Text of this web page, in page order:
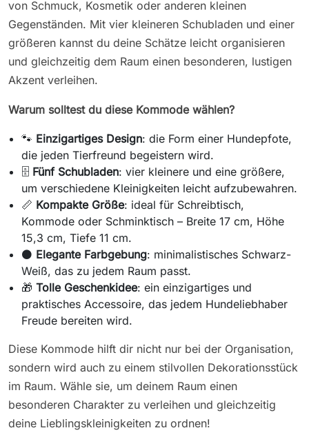
von Schmuck, Kosmetik oder anderen kleinen
Gegenständen. Mit vier kleineren Schubladen und einer
größeren kannst du deine Schätze leicht organisieren
und gleichzeitig dem Raum einen besonderen, lustigen
Akzent verleihen.
Warum solltest du diese Kommode wählen?
🐾 Einzigartiges Design: die Form einer Hundepfote,
die jeden Tierfreund begeistern wird.
🗄️ Fünf Schubladen: vier kleinere und eine größere,
um verschiedene Kleinigkeiten leicht aufzubewahren.
📏 Kompakte Größe: ideal für Schreibtisch,
Kommode oder Schminktisch – Breite 17 cm, Höhe
15,3 cm, Tiefe 11 cm.
⚫ Elegante Farbgebung: minimalistisches Schwarz-
Weiß, das zu jedem Raum passt.
🎁Tolle Geschenkidee: ein einzigartiges und
praktisches Accessoire, das jedem Hundeliebhaber
Freude bereiten wird.
Diese Kommode hilft dir nicht nur bei der Organisation,
sondern wird auch zu einem stilvollen Dekorationsstück
im Raum. Wähle sie, um deinem Raum einen
besonderen Charakter zu verleihen und gleichzeitig
deine Lieblingskleinigkeiten zu ordnen!